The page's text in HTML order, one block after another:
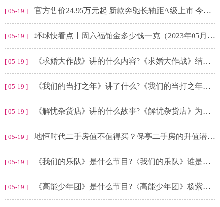
[ 05-19 ] 官方售价24.95万元起 新款奔驰长轴距A级上市 今日精选
[ 05-19 ] 环球快看点丨周六福铂金多少钱一克（2023年05月19日）参考价格
[ 05-19 ] 《求婚大作战》讲的什么内容?《求婚大作战》结局是什么?
[ 05-19 ] 《我们的当打之年》讲了什么?《我们的当打之年》郑宴熙结局怎么样?
[ 05-19 ] 《解忧杂货店》讲的什么故事?《解忧杂货店》为什么绑架晴美?
[ 05-19 ] 地恒时代二手房值不值得买？保亭二手房的升值潜力要清楚！_全球独家
[ 05-19 ] 《我们的乐队》是什么节目?《我们的乐队》谁是冠军?
[ 05-19 ] 《高能少年团》是什么节目?《高能少年团》杨紫哪一期?